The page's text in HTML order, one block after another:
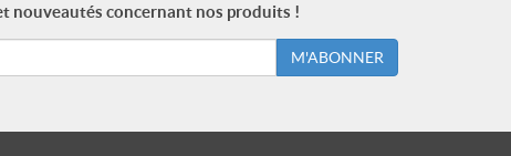
nouveautés concernant nos produits !
M'ABONNER